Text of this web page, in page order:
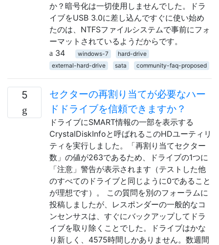
か？暗号化は一切使用しませんでした。ドラ
イブをUSB 3.0に差し込んですぐに使い始め
たのは、NTFSファイルシステムで事前にフォ
ーマットされているようだからです。
34
windows-7
hard-drive
external-hard-drive
sata community-faq-proposed
5
セクターの再割り当てが必要なハー
ドドライブを信頼できますか？
ドライブにSMART情報の一部を表示する
CrystalDiskInfoと呼ばれるこのHDユーティリ
ティを実行しました。「再割り当てセクター
数」の値が263であるため、ドライブの1つに
「注意」警告が表示されます（テストした他
のすべてのドライブと同じように0であること
が理想です）。 この質問を別のフォーラムに
投稿しましたが、レスポンダーの一般的なコ
ンセンサスは、すぐにバックアップしてドラ
イブを取り除くことでした。ドライブはかな
り新しく、4575時間しかありません。数週間